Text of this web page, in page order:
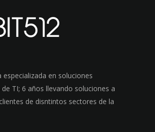
especializada en soluciones
TI; 6 años llevando soluciones a
de disntintos sectores de la